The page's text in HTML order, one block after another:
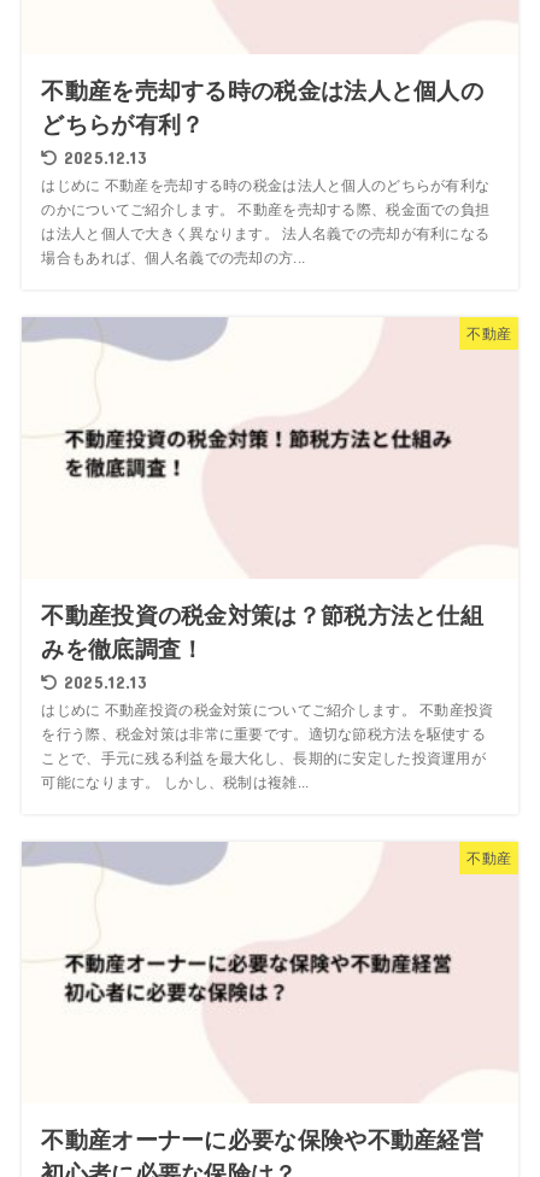
不動産を売却する時の税金は法人と個人の
どちらが有利？
2025.12.13
はじめに 不動産を売却する時の税金は法人と個人のどちらが有利な
のかについてご紹介します。 不動産を売却する際、税金面での負担
は法人と個人で大きく異なります。 法人名義での売却が有利になる
場合もあれば、個人名義での売却の方...
不動産
不動産投資の税金対策は？節税方法と仕組
みを徹底調査！
2025.12.13
はじめに 不動産投資の税金対策についてご紹介します。 不動産投資
を行う際、税金対策は非常に重要です。適切な節税方法を駆使する
ことで、手元に残る利益を最大化し、長期的に安定した投資運用が
可能になります。 しかし、税制は複雑...
不動産
不動産オーナーに必要な保険や不動産経営